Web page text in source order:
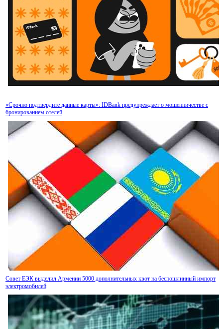
В Арени обсудили ход реализации инвестиционной программы по строительству
кластера
Moody’s изменило прогноз по рейтингам IDBank на позитивный
На потребительском рынке Армении цены за июль 2026г чуть снизились, но годовая
«Срочно подтвердите данные карты»: IDBank предупреждает о мошенничестве с
бронированием отелей
Совет ЕЭК выделил Армении 5000 дополнительных квот на беспошлинный импорт
электромобилей